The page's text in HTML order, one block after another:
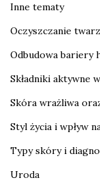
Inne tematy
Oczyszczanie
Odbudowa bariery
Składniki aktywne
Skóra wrażliwa
Styl życia i wpływ
Typy skóry i
Uroda